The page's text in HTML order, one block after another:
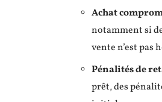
Achat
notamment si
vente n’est pas
Pénalités de
prêt, des